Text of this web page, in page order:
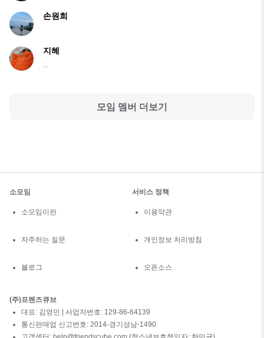
손원희
지혜
..
모임 멤버 더보기
소모임
소모임이란
자주하는 질문
블로그
서비스 정책
이용약관
개인정보 처리방침
오픈소스
(주)프렌즈큐브
대표: 김영민 | 사업자번호: 129-86-64139
통신판매업 신고번호: 2014-경기성남-1490